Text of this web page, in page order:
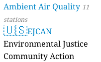
Ambient Air Quality 11
stations
🇺🇸EJCAN
Environmental Justice
Community Action